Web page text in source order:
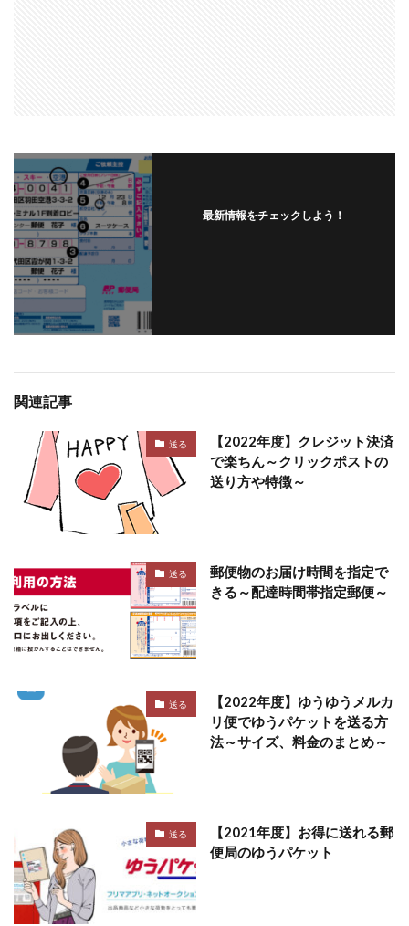
最新情報をチェックしよう！
関連記事
送る
【2022年度】クレジット決済
で楽ちん～クリックポストの
送り方や特徴～
送る
郵便物のお届け時間を指定で
きる～配達時間帯指定郵便～
送る
【2022年度】ゆうゆうメルカ
リ便でゆうパケットを送る方
法～サイズ、料金のまとめ～
送る
【2021年度】お得に送れる郵
便局のゆうパケット